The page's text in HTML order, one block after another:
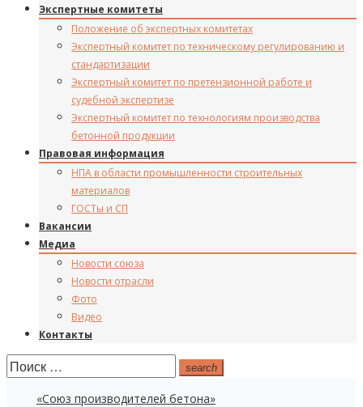
Экспертные комитеты
Положение об экспертных комитетах
Экспертный комитет по техническому регулированию и
стандартизации
Экспертный комитет по претензионной работе и
судебной экспертизе
Экспертный комитет по технологиям производства
бетонной продукции
Правовая информация
НПА в области промышленности строительных
материалов
ГОСТы и СП
Вакансии
Медиа
Новости союза
Новости отрасли
Фото
Видео
Контакты
Поиск: search
«Союз производителей бетона»